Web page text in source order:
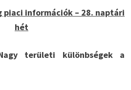
piaci információk – 28. naptári
hét
területi különbségek a